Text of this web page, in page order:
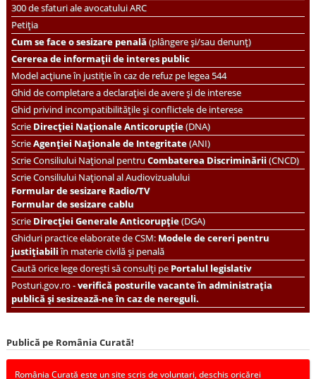
300 de sfaturi ale avocatului ARC
Petiția
Cum se face o sesizare penală(plângere și/sau denunț)
Cererea de informații de interes public
Model acțiune în justiție în caz de refuz pe legea 544
Ghid de completare a declarației de avere și de interese
Ghid privind incompatibilitățile și conflictele de interese
ScrieDirecției Naționale Anticorupție(DNA)
ScrieAgenției Naționale de Integritate(ANI)
ScrieConsiliului Național pentruCombaterea Discriminării(CNCD)
Scrie Consiliului Național al Audiovizualului
Formular de sesizare Radio/TV
Formular de sesizare cablu
ScrieDirecției Generale Anticorupție(DGA)
Ghiduri practice elaborate de CSM: Modele de cereri pentru
justițiabiliîn materie civilă și penală
Caută orice lege dorești să consulți pePortalul legislativ
Posturi.gov.ro -verifică posturile vacante în administrația
publică și sesizează-ne în caz de nereguli.
Publică pe România Curată!
România Curată este un site scris de voluntari, deschis oricărei